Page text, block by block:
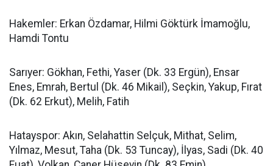
Hakemler: Erkan Özdamar, Hilmi Göktürk İmamoğlu,
Hamdi Tontu
Sarıyer: Gökhan, Fethi, Yaser (Dk. 33 Ergün), Ensar
Enes, Emrah, Bertul (Dk. 46 Mikail), Seçkin, Yakup, Fırat
(Dk. 62 Erkut), Melih, Fatih
Hatayspor: Akın, Selahattin Selçuk, Mithat, Selim,
Yılmaz, Mesut, Taha (Dk. 53 Tuncay), İlyas, Sadi (Dk. 40